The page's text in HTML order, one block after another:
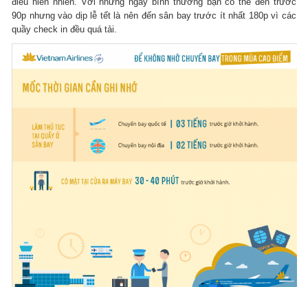
90p nhưng vào dịp lễ tết là nên đến sân bay trước ít nhất 180p vì các
quầy check in đều quá tải.